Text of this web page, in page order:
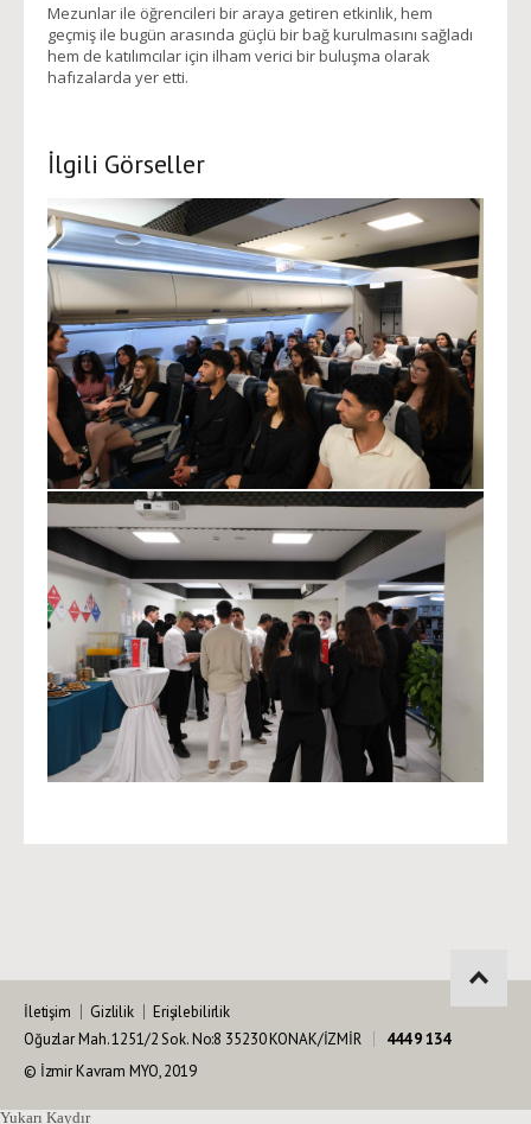
Mezunlar ile öğrencileri bir araya getiren etkinlik, hem
geçmiş ile bugün arasında güçlü bir bağ kurulmasını sağladı
hem de katılımcılar için ilham verici bir buluşma olarak
hafızalarda yer etti.
İlgili Görseller
İletişim Gizlilik
Erişilebilirlik
Oğuzlar Mah. 1251/2 Sok. No:8 35230 KONAK/İZMİR
444 9 134
© İzmir Kavram MYO, 2019
Yukarı Kaydır